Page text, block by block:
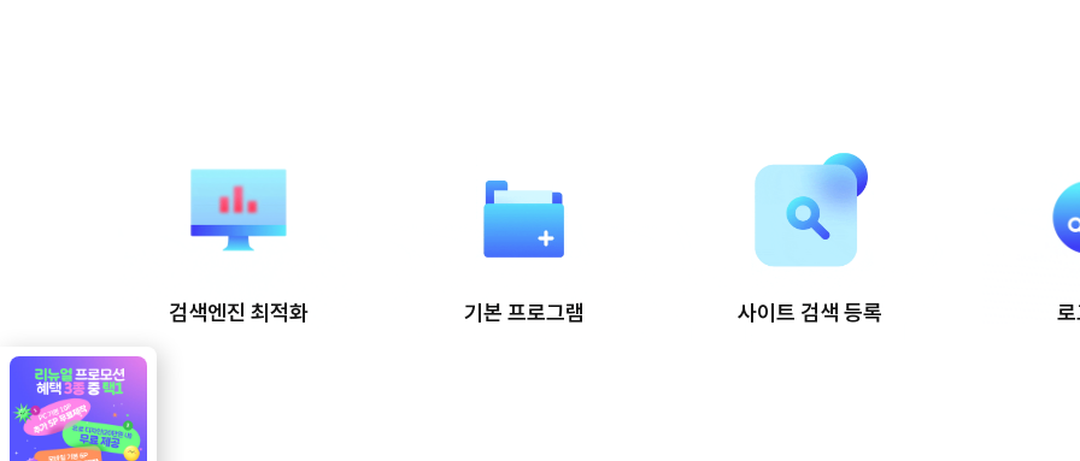
검색엔진 최적화 기본 프로그램 사이트 검색 등록